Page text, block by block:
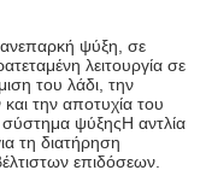
ψύξη, σε
λειτουργία σε
του λάδι, την
την αποτυχία του
σύστημα ψύξηςΗ αντλία
τη διατήρηση
επιδόσεων.